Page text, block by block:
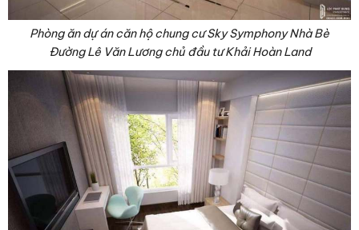
Phòng ăn dự án căn hộ chung cư Sky Symphony Nhà Bè
Đường Lê Văn Lương chủ đầu tư Khải Hoàn Land